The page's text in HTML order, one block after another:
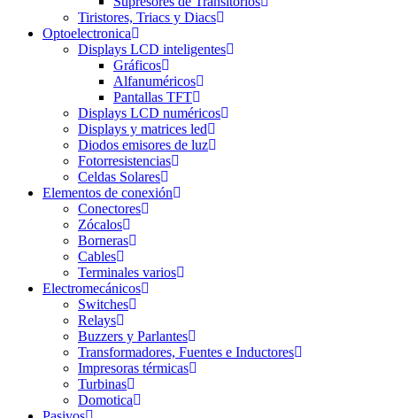
Tiristores, Triacs y Diacs
Optoelectronica
Displays LCD inteligentes
Gráficos
Alfanuméricos
Pantallas TFT
Displays LCD numéricos
Displays y matrices led
Diodos emisores de luz
Fotorresistencias
Celdas Solares
Elementos de conexión
Conectores
Zócalos
Borneras
Cables
Terminales varios
Electromecánicos
Switches
Relays
Buzzers y Parlantes
Transformadores, Fuentes e Inductores
Impresoras térmicas
Turbinas
Domotica